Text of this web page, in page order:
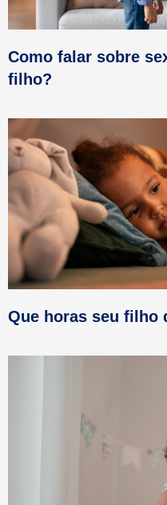
Como falar sobre
filho?
Que horas seu filho